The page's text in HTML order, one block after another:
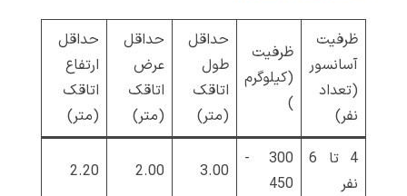
ظرفیت
آسانسور
(تعداد
نفر)
ظرفیت
(کیلوگرم
)
حداقل
طول
اتاقک
(متر)
حداقل
عرض
اتاقک
(متر)
حداقل
ارتفاع
اتاقک
(متر)
4 تا 6
نفر
300 -
450
3.00
2.00
2.20